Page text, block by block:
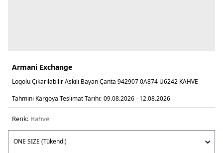
Armani Exchange
Logolu Çıkarılabilir Askılı Bayan Çanta 942907 0A874 U6242 KAHVE
Tahmini Kargoya Teslimat Tarihi: 09.08.2026 - 12.08.2026
Renk: kahve